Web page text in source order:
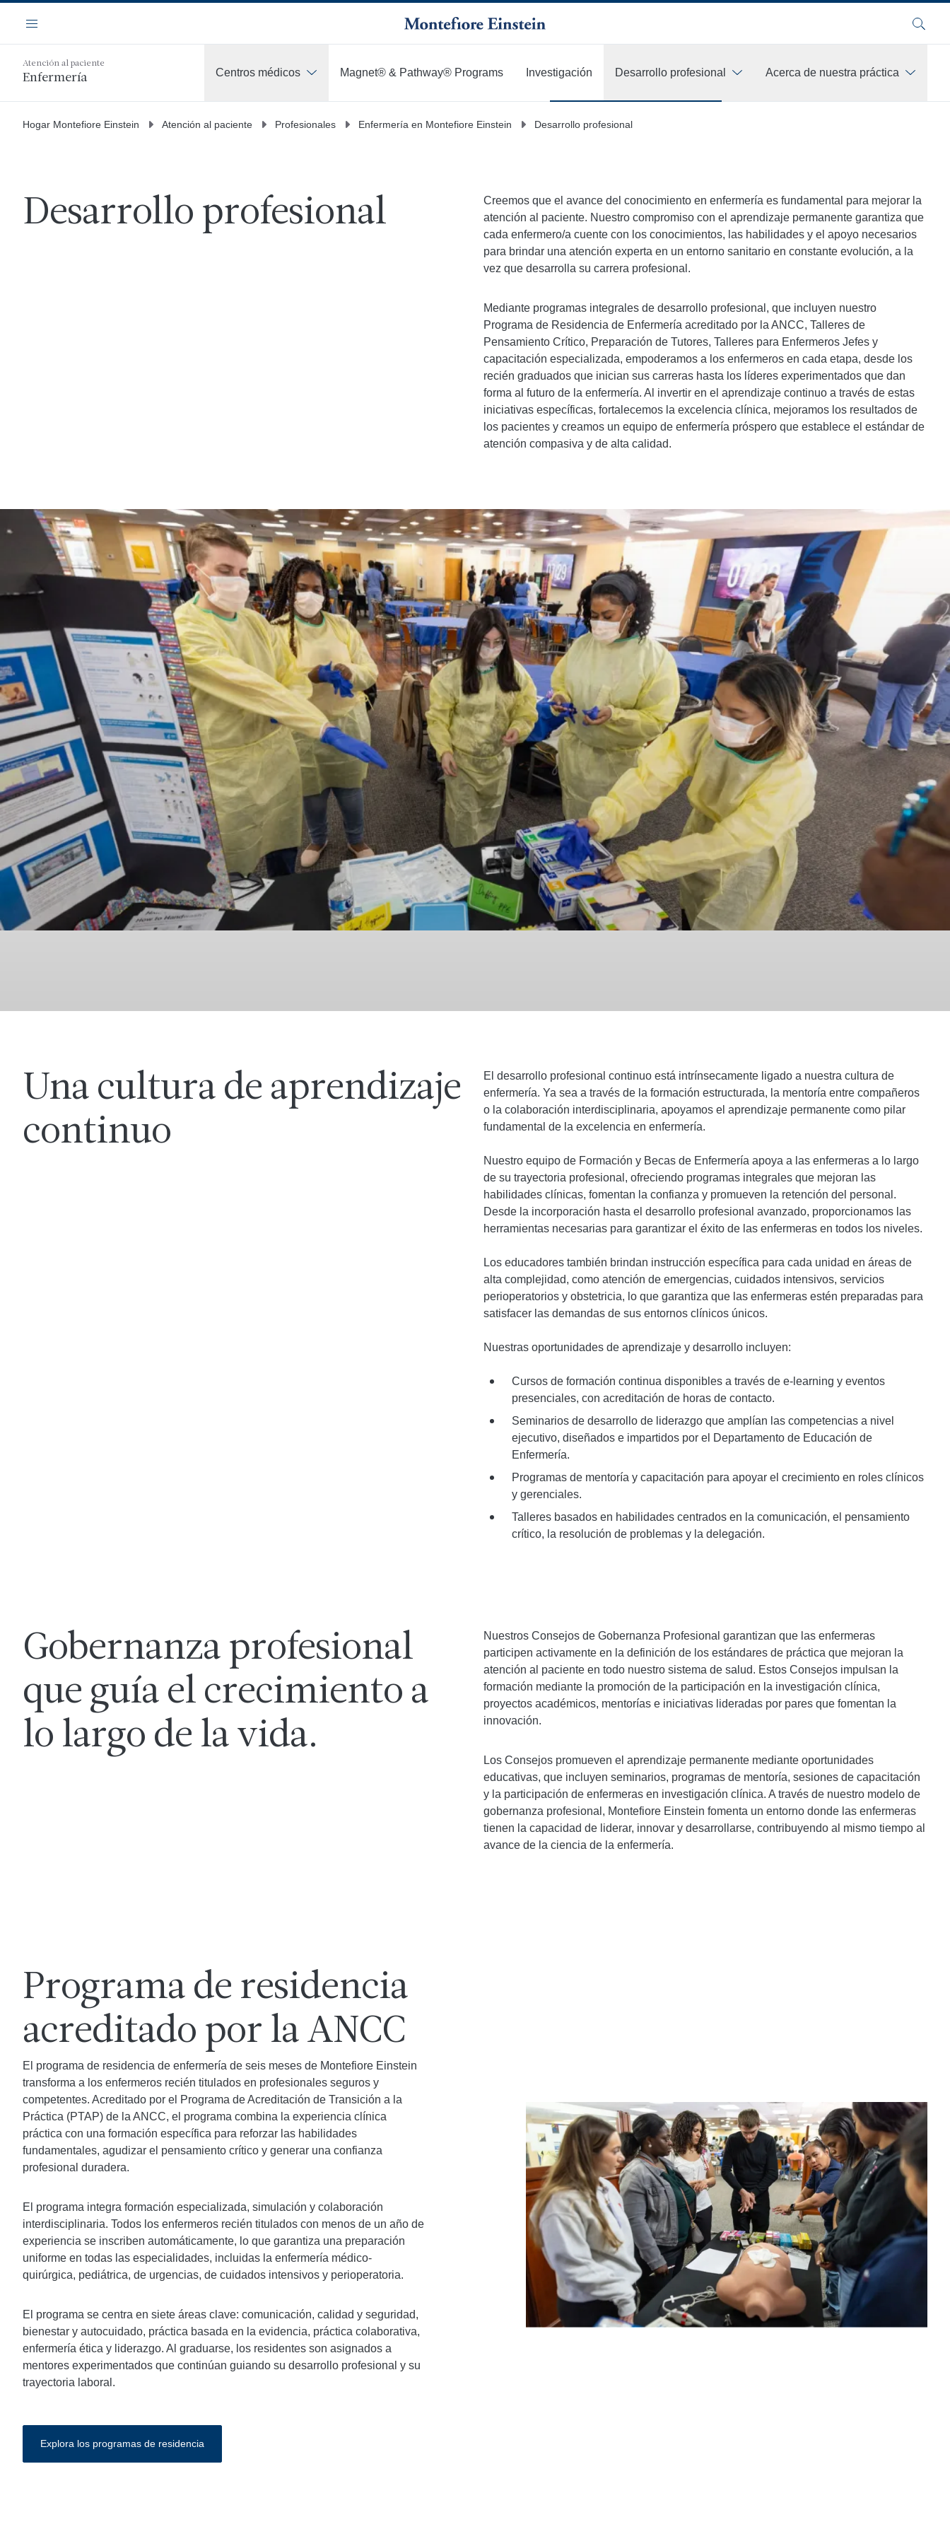
contenido
principal
Navegación
Menú Buscar
Atención al paciente
Enfermería Centros médicos Magnet® & Pathway® Programs Investigación Desarrollo profesional Acerca de nuestra práctica
Hogar Montefiore Einstein Atención al paciente Profesionales Enfermería en Montefiore Einstein Desarrollo profesional
Desarrollo profesional
Creemos que el avance del conocimiento en enfermería es fundamental para mejorar la
atención al paciente. Nuestro compromiso con el aprendizaje permanente garantiza que
cada enfermero/a cuente con los conocimientos, las habilidades y el apoyo necesarios
para brindar una atención experta en un entorno sanitario en constante evolución, a la
vez que desarrolla su carrera profesional.
Mediante programas integrales de desarrollo profesional, que incluyen nuestro
Programa de Residencia de Enfermería acreditado por la ANCC, Talleres de
Pensamiento Crítico, Preparación de Tutores, Talleres para Enfermeros Jefes y
capacitación especializada, empoderamos a los enfermeros en cada etapa, desde los
recién graduados que inician sus carreras hasta los líderes experimentados que dan
forma al futuro de la enfermería. Al invertir en el aprendizaje continuo a través de estas
iniciativas específicas, fortalecemos la excelencia clínica, mejoramos los resultados de
los pacientes y creamos un equipo de enfermería próspero que establece el estándar de
atención compasiva y de alta calidad.
Una cultura de aprendizaje
continuo
El desarrollo profesional continuo está intrínsecamente ligado a nuestra cultura de
enfermería. Ya sea a través de la formación estructurada, la mentoría entre compañeros
o la colaboración interdisciplinaria, apoyamos el aprendizaje permanente como pilar
fundamental de la excelencia en enfermería.
Nuestro equipo de Formación y Becas de Enfermería apoya a las enfermeras a lo largo
de su trayectoria profesional, ofreciendo programas integrales que mejoran las
habilidades clínicas, fomentan la confianza y promueven la retención del personal.
Desde la incorporación hasta el desarrollo profesional avanzado, proporcionamos las
herramientas necesarias para garantizar el éxito de las enfermeras en todos los niveles.
Los educadores también brindan instrucción específica para cada unidad en áreas de
alta complejidad, como atención de emergencias, cuidados intensivos, servicios
perioperatorios y obstetricia, lo que garantiza que las enfermeras estén preparadas para
satisfacer las demandas de sus entornos clínicos únicos.
Nuestras oportunidades de aprendizaje y desarrollo incluyen:
Cursos de formación continua disponibles a través de e-learning y eventos
presenciales, con acreditación de horas de contacto.
Seminarios de desarrollo de liderazgo que amplían las competencias a nivel
ejecutivo, diseñados e impartidos por el Departamento de Educación de
Enfermería.
Programas de mentoría y capacitación para apoyar el crecimiento en roles clínicos
y gerenciales.
Talleres basados ​​en habilidades centrados en la comunicación, el pensamiento
crítico, la resolución de problemas y la delegación.
Gobernanza profesional
que guía el crecimiento a
lo largo de la vida.
Nuestros Consejos de Gobernanza Profesional garantizan que las enfermeras
participen activamente en la definición de los estándares de práctica que mejoran la
atención al paciente en todo nuestro sistema de salud. Estos Consejos impulsan la
formación mediante la promoción de la participación en la investigación clínica,
proyectos académicos, mentorías e iniciativas lideradas por pares que fomentan la
innovación.
Los Consejos promueven el aprendizaje permanente mediante oportunidades
educativas, que incluyen seminarios, programas de mentoría, sesiones de capacitación
y la participación de enfermeras en investigación clínica. A través de nuestro modelo de
gobernanza profesional, Montefiore Einstein fomenta un entorno donde las enfermeras
tienen la capacidad de liderar, innovar y desarrollarse, contribuyendo al mismo tiempo al
avance de la ciencia de la enfermería.
Programa de residencia
acreditado por la ANCC
El programa de residencia de enfermería de seis meses de Montefiore Einstein
transforma a los enfermeros recién titulados en profesionales seguros y
competentes. Acreditado por el Programa de Acreditación de Transición a la
Práctica (PTAP) de la ANCC, el programa combina la experiencia clínica
práctica con una formación específica para reforzar las habilidades
fundamentales, agudizar el pensamiento crítico y generar una confianza
profesional duradera.
El programa integra formación especializada, simulación y colaboración
interdisciplinaria. Todos los enfermeros recién titulados con menos de un año de
experiencia se inscriben automáticamente, lo que garantiza una preparación
uniforme en todas las especialidades, incluidas la enfermería médico-
quirúrgica, pediátrica, de urgencias, de cuidados intensivos y perioperatoria.
El programa se centra en siete áreas clave: comunicación, calidad y seguridad,
bienestar y autocuidado, práctica basada en la evidencia, práctica colaborativa,
enfermería ética y liderazgo. Al graduarse, los residentes son asignados a
mentores experimentados que continúan guiando su desarrollo profesional y su
trayectoria laboral.
Explora los programas de residencia